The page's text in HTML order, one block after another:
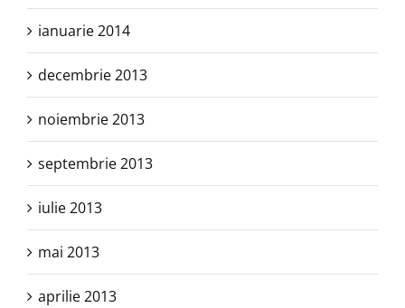
ianuarie 2014
decembrie 2013
noiembrie 2013
septembrie 2013
iulie 2013
mai 2013
aprilie 2013